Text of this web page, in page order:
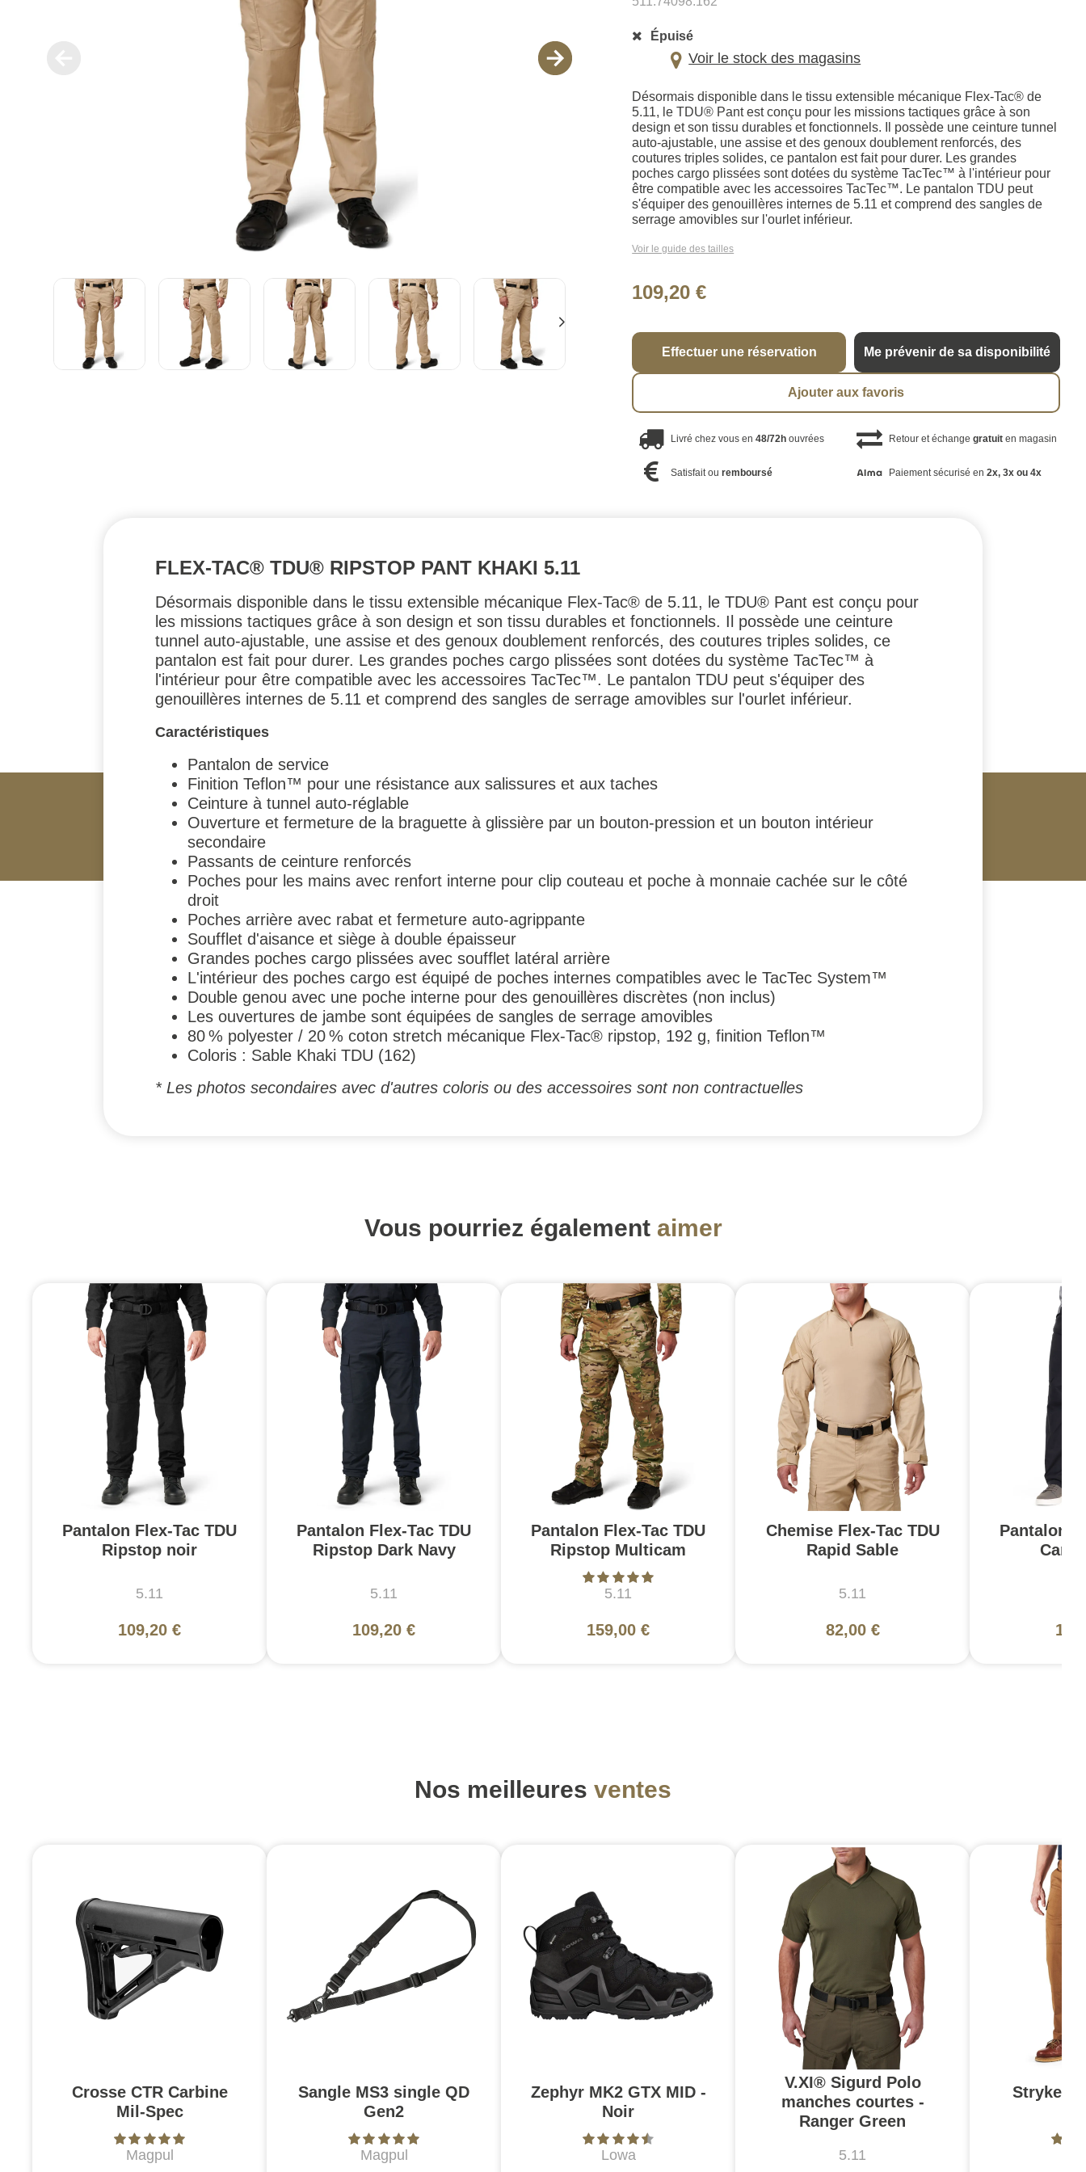
Épuisé
Voir le stock des magasins
Désormais disponible dans le tissu extensible mécanique Flex-Tac® de
5.11, le TDU® Pant est conçu pour les missions tactiques grâce à son
design et son tissu durables et fonctionnels. Il possède une ceinture tunnel
auto-ajustable, une assise et des genoux doublement renforcés, des
coutures triples solides, ce pantalon est fait pour durer. Les grandes
poches cargo plissées sont dotées du système TacTec™ à l'intérieur pour
être compatible avec les accessoires TacTec™. Le pantalon TDU peut
s'équiper des genouillères internes de 5.11 et comprend des sangles de
serrage amovibles sur l'ourlet inférieur.
Voir le guide des tailles
109,20 €
Effectuer une réservation Me prévenir de sa disponibilité
Ajouter aux favoris
Livré chez vous en48/72h ouvrées Retour et échange gratuiten magasin
Satisfait ouremboursé Paiement sécurisé en 2x, 3x ou 4x
FLEX-TAC® TDU® RIPSTOP PANT KHAKI 5.11
Désormais disponible dans le tissu extensible mécanique Flex-Tac® de 5.11, le TDU® Pant est conçu pour
les missions tactiques grâce à son design et son tissu durables et fonctionnels. Il possède une ceinture
tunnel auto-ajustable, une assise et des genoux doublement renforcés, des coutures triples solides, ce
pantalon est fait pour durer. Les grandes poches cargo plissées sont dotées du système TacTec™ à
l'intérieur pour être compatible avec les accessoires TacTec™. Le pantalon TDU peut s'équiper des
genouillères internes de 5.11 et comprend des sangles de serrage amovibles sur l'ourlet inférieur.
Caractéristiques
Pantalon de service
Finition Teflon™ pour une résistance aux salissures et aux taches
Ceinture à tunnel auto-réglable
Ouverture et fermeture de la braguette à glissière par un bouton-pression et un bouton intérieur
secondaire
Passants de ceinture renforcés
Poches pour les mains avec renfort interne pour clip couteau et poche à monnaie cachée sur le côté
droit
Poches arrière avec rabat et fermeture auto-agrippante
Soufflet d'aisance et siège à double épaisseur
Grandes poches cargo plissées avec soufflet latéral arrière
L'intérieur des poches cargo est équipé de poches internes compatibles avec le TacTec System™
Double genou avec une poche interne pour des genouillères discrètes (non inclus)
Les ouvertures de jambe sont équipées de sangles de serrage amovibles
80 % polyester / 20 % coton stretch mécanique Flex-Tac® ripstop, 192 g, finition Teflon™
Coloris : Sable Khaki TDU (162)
* Les photos secondaires avec d'autres coloris ou des accessoires sont non contractuelles
Vous pourriez également aimer
Pantalon Flex-Tac TDU
Ripstop noir
5.11
109,20 €
Pantalon Flex-Tac TDU
Ripstop Dark Navy
5.11
109,20 €
Pantalon Flex-Tac TDU
Ripstop Multicam
5.11
159,00 €
Chemise Flex-Tac TDU
Rapid Sable
5.11
82,00 €
Pantalon
Nos meilleures ventes
Crosse CTR Carbine
Mil-Spec
Magpul
Sangle MS3 single QD
Gen2
Magpul
Zephyr MK2 GTX MID -
Noir
Lowa
V.XI® Sigurd Polo
manches courtes -
Ranger Green
5.11
Stryke